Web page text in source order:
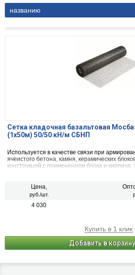
названию
Сетка кладочная базальтовая
(1х50м) 50/50 кН/м СБНП
Используется в качестве связи при
ячеистого бетона, камня, керамических
конструкций с применением блока и
Цена,
руб./шт.
4 030
Купить в 1 клик
Добавить в корзину